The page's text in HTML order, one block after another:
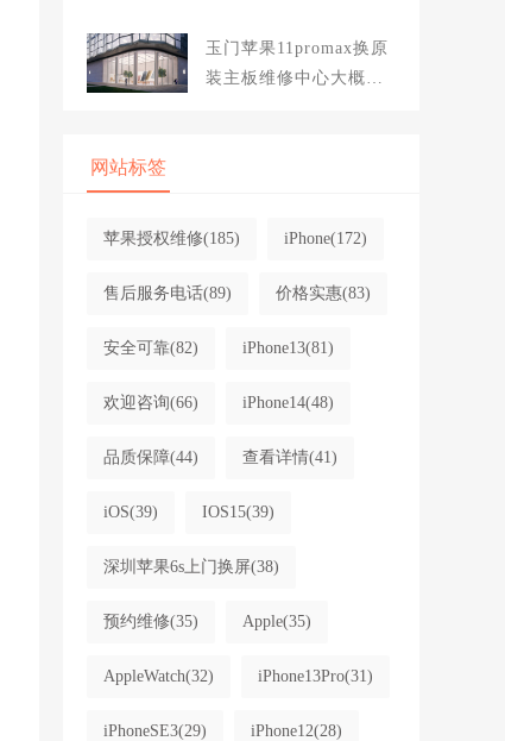
玉门苹果11promax换原
装主板维修中心大概多
网站标签
苹果授权维修(185) iPhone(172)
售后服务电话(89) 价格实惠(83)
安全可靠(82) iPhone13(81)
欢迎咨询(66) iPhone14(48)
品质保障(44) 查看详情(41)
iOS(39) IOS15(39)
深圳苹果6s上门换屏(38)
预约维修(35) Apple(35)
AppleWatch(32) iPhone13Pro(31)
iPhoneSE3(29) iPhone12(28)